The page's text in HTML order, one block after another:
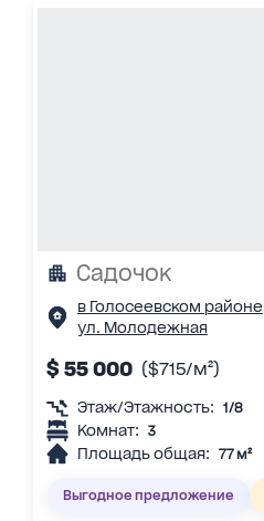
Садочок
в Голосеевском районе
ул. Молодежная
$ 55 000 ($715/м²)
Этаж/Этажность: 1/8
Комнат: 3
Площадь общая: 77 м²
Выгодное предложение